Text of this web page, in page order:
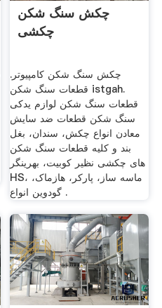
چکش سنگ شکن
چکشی
چکش سنگ شکن کامپیوتر.
قطعات سنگ شکن istgah.
قطعات سنگ شکن لوازم یدکی
سنگ شکن قطعات ضد سایش
معادن انواع چکش، سندان، بغل
بند و کلیه قطعات سنگ شکن
های چکشی نظیر کوبیت، بهرینگر
HS، ماسه ساز، پارکر، هازماک،
گودوین انواع .